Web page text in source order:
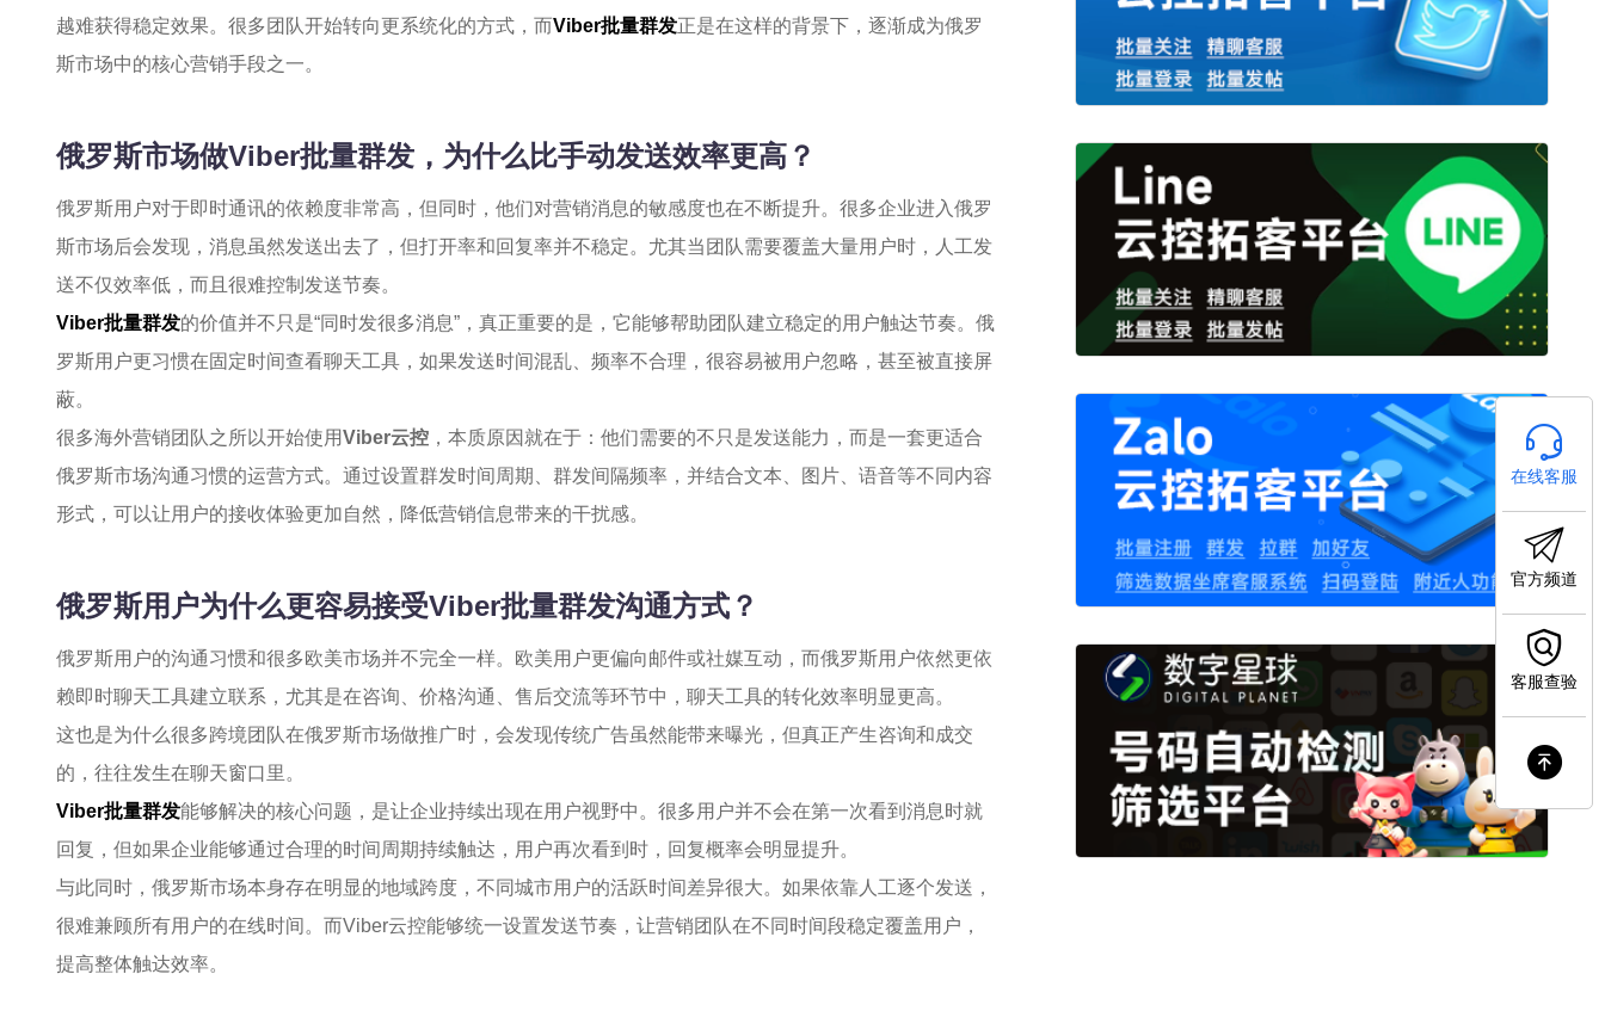
越难获得稳定效果。很多团队开始转向更系统化的方式，而Viber批量群发正是在这样的背景下，逐渐成为俄罗
斯市场中的核心营销手段之一。
俄罗斯市场做Viber批量群发，为什么比手动发送效率更高？
俄罗斯用户对于即时通讯的依赖度非常高，但同时，他们对营销消息的敏感度也在不断提升。很多企业进入俄罗
斯市场后会发现，消息虽然发送出去了，但打开率和回复率并不稳定。尤其当团队需要覆盖大量用户时，人工发
送不仅效率低，而且很难控制发送节奏。
Viber批量群发的价值并不只是“同时发很多消息”，真正重要的是，它能够帮助团队建立稳定的用户触达节奏。俄
罗斯用户更习惯在固定时间查看聊天工具，如果发送时间混乱、频率不合理，很容易被用户忽略，甚至被直接屏
蔽。
很多海外营销团队之所以开始使用Viber云控 ，本质原因就在于：他们需要的不只是发送能力，而是一套更适合
俄罗斯市场沟通习惯的运营方式。通过设置群发时间周期、群发间隔频率，并结合文本、图片、语音等不同内容
形式，可以让用户的接收体验更加自然，降低营销信息带来的干扰感。
俄罗斯用户为什么更容易接受Viber批量群发沟通方式？
俄罗斯用户的沟通习惯和很多欧美市场并不完全一样。欧美用户更偏向邮件或社媒互动，而俄罗斯用户依然更依
赖即时聊天工具建立联系，尤其是在咨询、价格沟通、售后交流等环节中，聊天工具的转化效率明显更高。
这也是为什么很多跨境团队在俄罗斯市场做推广时，会发现传统广告虽然能带来曝光，但真正产生咨询和成交
的，往往发生在聊天窗口里。
Viber批量群发能够解决的核心问题，是让企业持续出现在用户视野中。很多用户并不会在第一次看到消息时就
回复，但如果企业能够通过合理的时间周期持续触达，用户再次看到时，回复概率会明显提升。
与此同时，俄罗斯市场本身存在明显的地域跨度，不同城市用户的活跃时间差异很大。如果依靠人工逐个发送，
很难兼顾所有用户的在线时间。而Viber云控能够统一设置发送节奏，让营销团队在不同时间段稳定覆盖用户，
提高整体触达效率。
在线客服
官方频道
客服查验